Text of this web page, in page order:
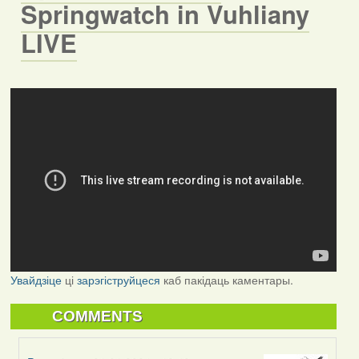
Springwatch in Vuhliany
LIVE
Увайдзіцеці зарэгіструйцеся каб пакідаць каментары.
COMMENTS